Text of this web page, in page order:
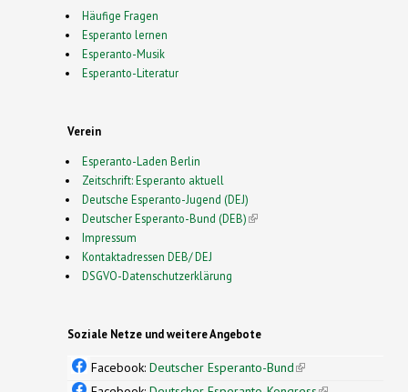
Häufige Fragen
Esperanto lernen
Esperanto-Musik
Esperanto-Literatur
Verein
Esperanto-Laden Berlin
Zeitschrift: Esperanto aktuell
Deutsche Esperanto-Jugend (DEJ)
Deutscher Esperanto-Bund (DEB)(link is external)
Impressum
Kontaktadressen DEB/ DEJ
DSGVO-Datenschutzerklärung
Soziale Netze und weitere Angebote
Facebook: Deutscher Esperanto-Bund(link is
external)